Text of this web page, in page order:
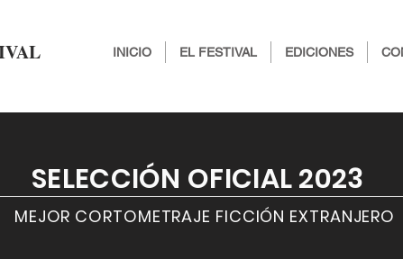
INICIO EL FESTIVAL EDICIONES
MEJOR CORTOMETRAJE FICCIÓN EXTRANJERO
SELECCIÓN OFICIAL 2023